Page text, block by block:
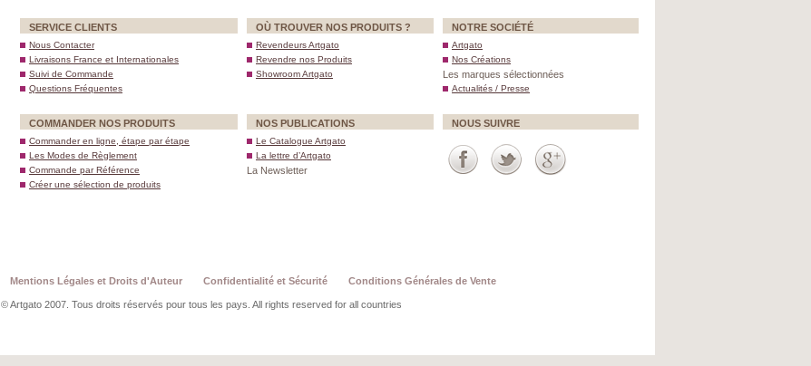
SERVICE CLIENTS
Nous Contacter
Livraisons France et Internationales
Suivi de Commande
Questions Fréquentes
OÙ TROUVER NOS PRODUITS ?
Revendeurs Artgato
Revendre nos Produits
Showroom Artgato
NOTRE SOCIÉTÉ
Artgato
Nos Créations
Les marques sélectionnées
Actualités / Presse
COMMANDER NOS PRODUITS
Commander en ligne, étape par étape
Les Modes de Règlement
Commande par Référence
Créer une sélection de produits
NOS PUBLICATIONS
Le Catalogue Artgato
La lettre d’Artgato
La Newsletter
NOUS SUIVRE
Mentions Légales et Droits d'Auteur Confidentialité et Sécurité Conditions Générales de Vente
© Artgato 2007. Tous droits réservés pour tous les pays. All rights reserved for all countries